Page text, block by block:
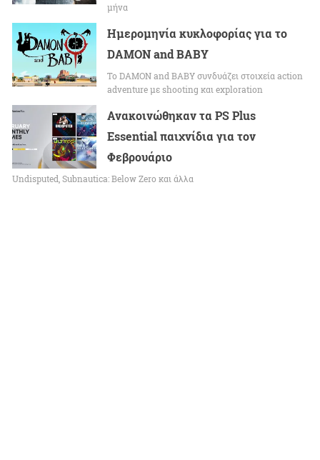
μήνα
Ημερομηνία κυκλοφορίας για το
DAMON and BABY
Το DAMON and BABY συνδυάζει στοιχεία action
adventure με shooting και exploration
Ανακοινώθηκαν τα PS Plus
Essential παιχνίδια για τον
Φεβρουάριο
Undisputed, Subnautica: Below Zero και άλλα